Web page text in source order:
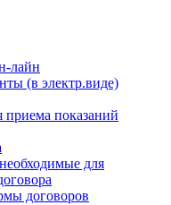
лайн
(в электр.виде)
приема показаний
для
договоров